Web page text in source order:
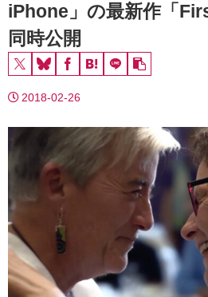
iPhone」の最新作「
同時公開
2018-02-26